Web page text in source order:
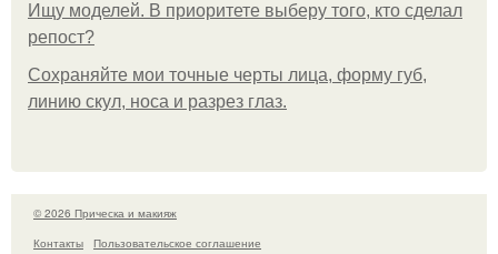
Ищу моделей. В приоритете выберу того, кто сделал
репост?
Сохраняйте мои точные черты лица, форму губ,
линию скул, носа и разрез глаз.
© 2026 Прическа и макияж
Контакты
Пользовательское соглашение